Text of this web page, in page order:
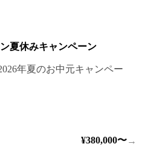
夏休みキャンペーン
年夏のお中元キャンペー
¥380,000〜→